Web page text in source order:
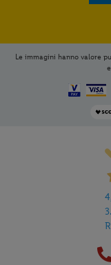
Le immagini hanno valore
Per
dall'